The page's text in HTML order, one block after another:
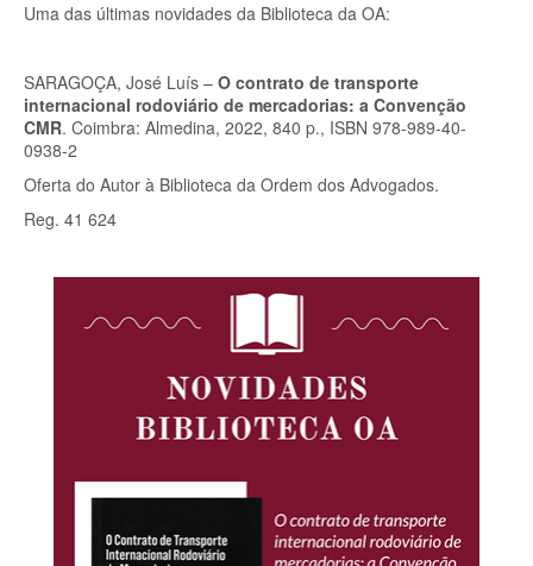
Uma das últimas novidades da Biblioteca da OA:
SARAGOÇA, José Luís – O contrato de transporte
internacional rodoviário de mercadorias: a Convenção
CMR. Coimbra: Almedina, 2022, 840 p., ISBN 978-989-40-
0938-2
Oferta do Autor à Biblioteca da Ordem dos Advogados.
Reg. 41 624